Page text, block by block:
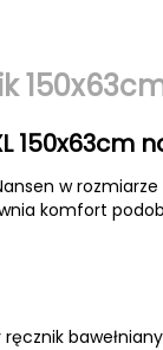
150x63cm
w
komfort